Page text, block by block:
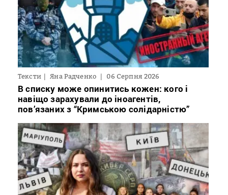
Тексти Яна Радченко 06 Серпня 2026
В списку може опинитись кожен: кого і
навіщо зарахували до іноагентів,
пов’язаних з “Кримською солідарністю”